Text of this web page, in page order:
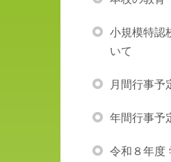
小規模特認
いて
月間行事予
年間行事予
令和８年度